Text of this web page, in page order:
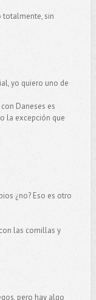
totalmente, sin
yo quiero uno de
Daneses es
la excepción que
¿no? Eso es otro
las comillas y
pero hay algo